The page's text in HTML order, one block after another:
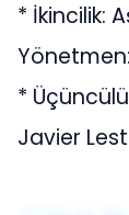
* İkincilik:
*
Javier